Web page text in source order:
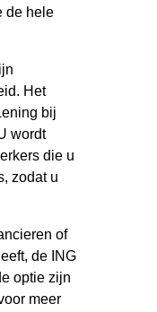
de hele
Het
bij
wordt
die u
zodat u
of
de ING
optie zijn
meer